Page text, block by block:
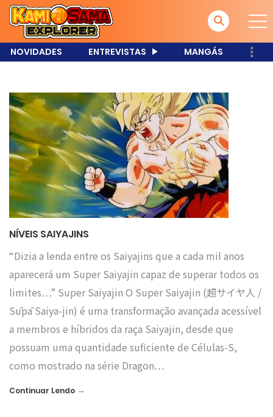
NOVIDADES ENTREVISTAS MANGÁS
NÍVEIS SAIYAJINS
“Dizia a lenda entre os Saiyajins que a cada mil anos
aparecerá um Super Saiyajin capaz de superar todos os
limites…” Super Saiyajin O Super Saiyajin (超サイヤ人 /
Sūpā Saiya-jin) é uma transformação avançada acessível
a membros e híbridos da raça Saiyajin, desde que
possuam uma quantidade suficiente de Células-S,
como mostrado na série Dragon…
Continuar Lendo →